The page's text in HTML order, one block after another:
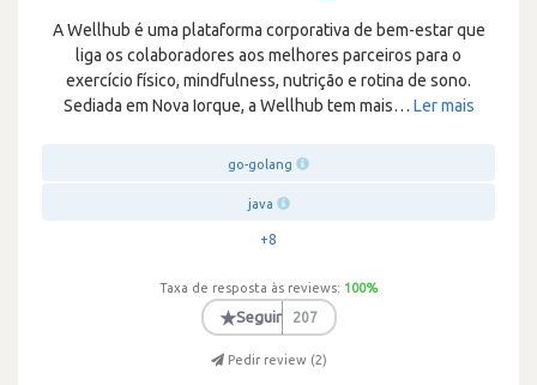
A Wellhub é uma plataforma corporativa de bem-estar que
liga os colaboradores aos melhores parceiros para o
exercício físico, mindfulness, nutrição e rotina de sono.
Sediada em Nova Iorque, a Wellhub tem mais… Ler mais
go-golang
java
+8
Taxa de resposta às reviews: 100%
★Seguir 207
Pedir review (2)